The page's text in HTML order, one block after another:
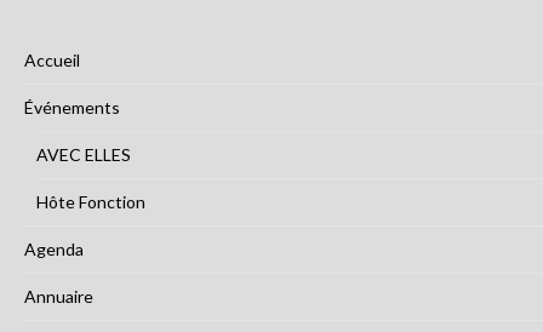
Accueil
Événements
AVEC ELLES
Hôte Fonction
Agenda
Annuaire